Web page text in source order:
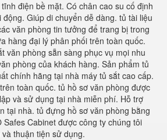
điện bề mặt. Có chân cao su cố định
Giúp di chuyển dễ dàng. tủ tài liệu
văn phòng tin tưởng để trang bị trong
hàng đại lý phân phối trên toàn quốc.
văn phòng sẵn sàng phục vụ mọi nhu
phòng của khách hàng. Sản phẩm tủ
chính hãng tại nhà máy tủ sắt cao cấp.
toàn quốc. tủ hồ sơ văn phòng được
và sử dụng tại nhà miễn phí. Hỗ trợ
tại nhà. tủ đựng hồ sơ văn phòng bằng
Safes Cabinet được công ty chúng tôi
thuận tiện sử dụng.